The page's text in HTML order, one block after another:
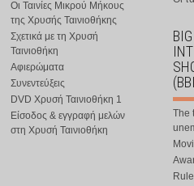
Οι Ταινίες Μικρού Μήκους
της Χρυσής Ταινιοθήκης
Σχετικά με τη Χρυσή
Ταινιοθήκη
Αφιερώματα
Συνεντεύξεις
DVD Χρυσή Ταινιοθήκη 1
Είσοδος & εγγραφή μελών
στη Χρυσή Ταινιοθήκη
The